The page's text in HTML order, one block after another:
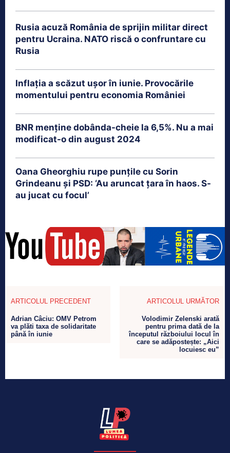
Rusia acuză România de sprijin militar direct
pentru Ucraina. NATO riscă o confruntare cu
Rusia
Inflația a scăzut ușor în iunie. Provocările
momentului pentru economia României
BNR menține dobânda-cheie la 6,5%. Nu a mai
modificat-o din august 2024
Oana Gheorghiu rupe punțile cu Sorin
Grindeanu și PSD: ‘Au aruncat țara în haos. S-
au jucat cu focul’
ARTICOLUL PRECEDENT
Adrian Câciu: OMV Petrom
va plăti taxa de solidaritate
până în iunie
ARTICOLUL URMĂTOR
Volodimir Zelenski arată
pentru prima dată de la
începutul războiului locul în
care se adăpostește: „Aici
locuiesc eu”